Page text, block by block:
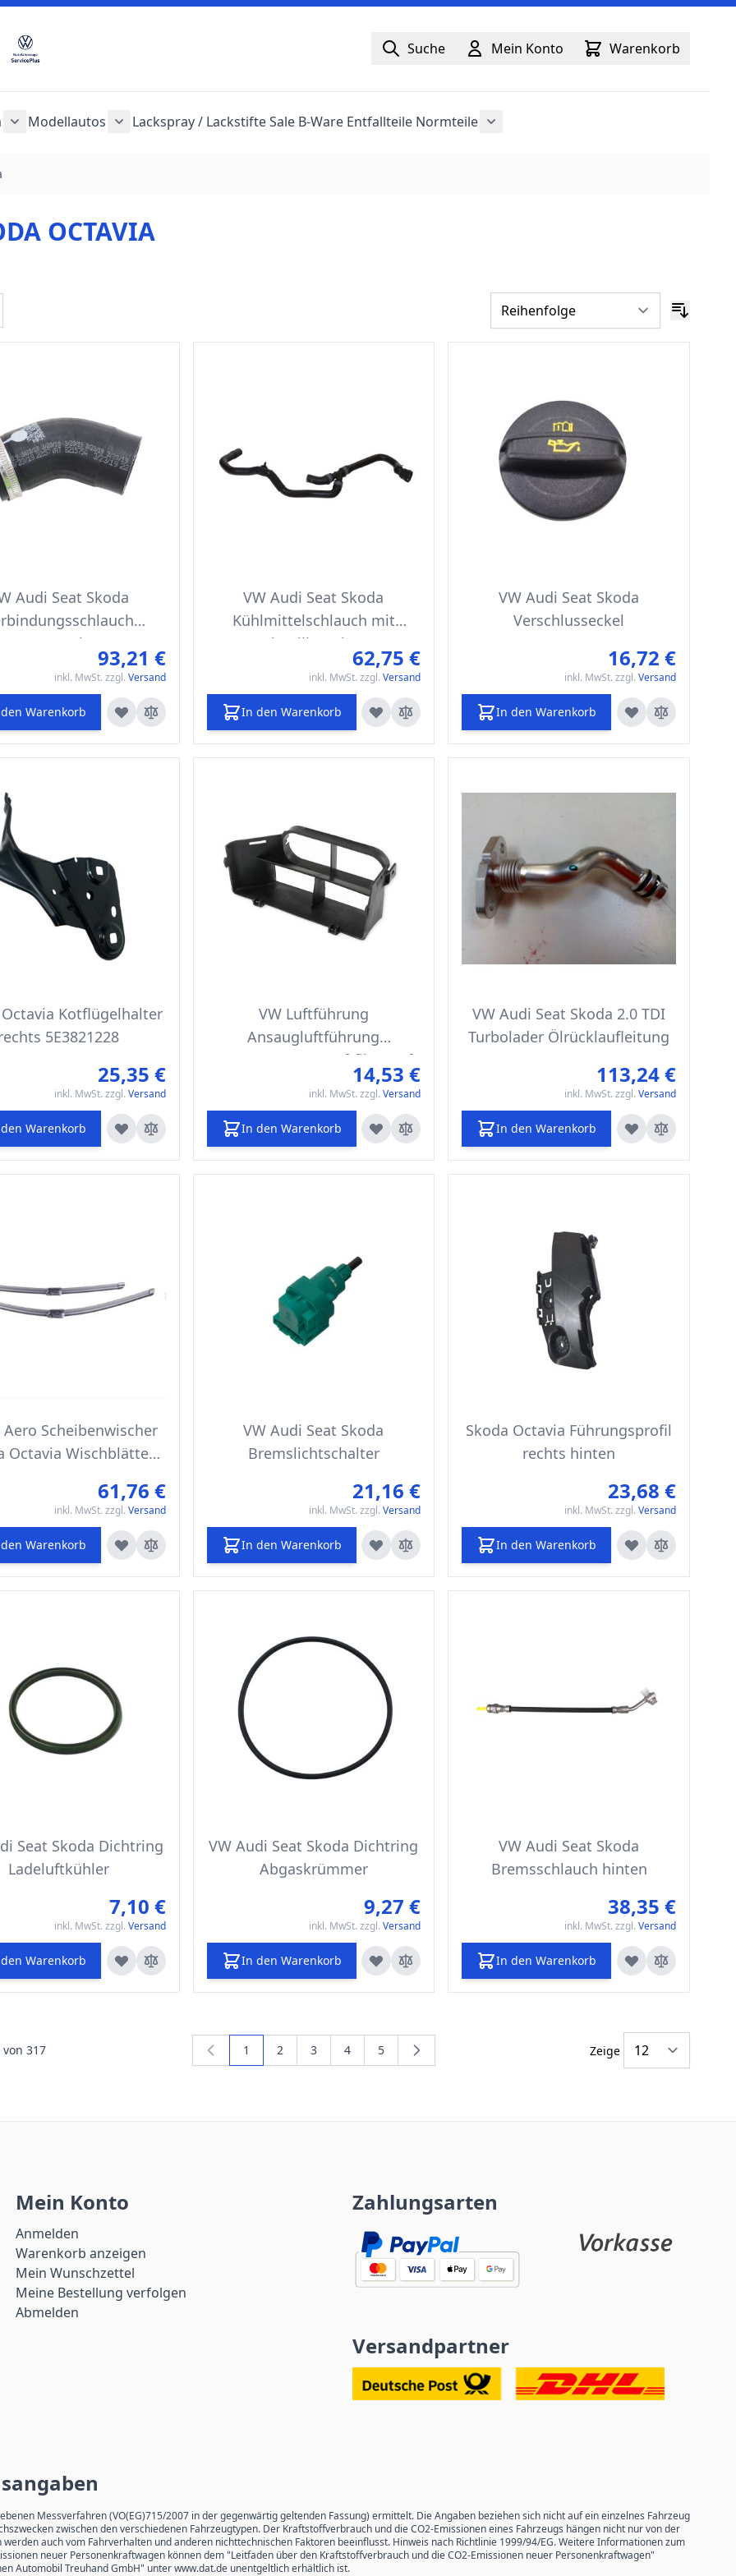
Suche Mein Konto Warenkorb
Modellautos
Lackspray / LackstifteSale B-Ware Entfallteile Normteile
OCTAVIA
Audi Seat Skoda
Ansauganlage
93,21 €
inkl. MwSt. zzgl. Versand
Warenkorb
VW Audi Seat Skoda
Kühlmittelschlauch mit
Schnellkupplung
62,75 €
inkl. MwSt. zzgl.Versand
In den Warenkorb
VW Audi Seat Skoda
Verschlusseckel
16,72 €
inkl. MwSt. zzgl. Versand
In den Warenkorb
Kotflügelhalter
5E3821228
25,35 €
inkl. MwSt. zzgl. Versand
Warenkorb
VW Luftführung
Ansaugluftführung
1K0805962C 9B9 Luftfilter Luft
14,53 €
inkl. MwSt. zzgl.Versand
In den Warenkorb
VW Audi Seat Skoda 2.0 TDI
Turbolader Ölrücklaufleitung
113,24 €
inkl. MwSt. zzgl. Versand
In den Warenkorb
Aero Scheibenwischer
Octavia Wischblätter
61,76 €
inkl. MwSt. zzgl. Versand
Warenkorb
VW Audi Seat Skoda
Bremslichtschalter
21,16 €
inkl. MwSt. zzgl.Versand
In den Warenkorb
Skoda Octavia Führungsprofil
rechts hinten
23,68 €
inkl. MwSt. zzgl. Versand
In den Warenkorb
Seat Skoda Dichtring
Ladeluftkühler
7,10 €
inkl. MwSt. zzgl. Versand
Warenkorb
VW Audi Seat Skoda Dichtring
Abgaskrümmer
9,27 €
inkl. MwSt. zzgl.Versand
In den Warenkorb
VW Audi Seat Skoda
Bremsschlauch hinten
38,35 €
inkl. MwSt. zzgl. Versand
In den Warenkorb
von 317 Sie lesen gerade die Seite
1 Seite
2 Seite
3 Seite
4 Seite
5 Zeige
Mein Konto
Anmelden
Warenkorb anzeigen
Mein Wunschzettel
Meine Bestellung verfolgen
Abmelden
Zahlungsarten
Versandpartner
Messverfahren (VO(EG)715/2007 in der gegenwärtig geltenden Fassung) ermittelt. Die Angaben beziehen sich nicht auf ein einzelnes Fahrzeug
zwischen den verschiedenen Fahrzeugtypen. Der Kraftstoffverbrauch und die CO2-Emissionen eines Fahrzeugs hängen nicht nur von der
auch vom Fahrverhalten und anderen nichttechnischen Faktoren beeinflusst. Hinweis nach Richtlinie 1999/94/EG. Weitere Informationen zum
neuer Personenkraftwagen können dem "Leitfaden über den Kraftstoffverbrauch und die CO2-Emissionen neuer Personenkraftwagen"
Automobil Treuhand GmbH" unter www.dat.de unentgeltlich erhältlich ist.